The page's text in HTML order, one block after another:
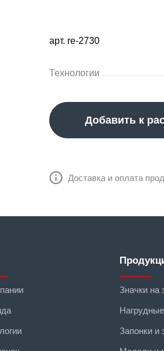
арт. re-2730
Технологии
Добавить к
Доставка и оплата
Значки на
Запонки и